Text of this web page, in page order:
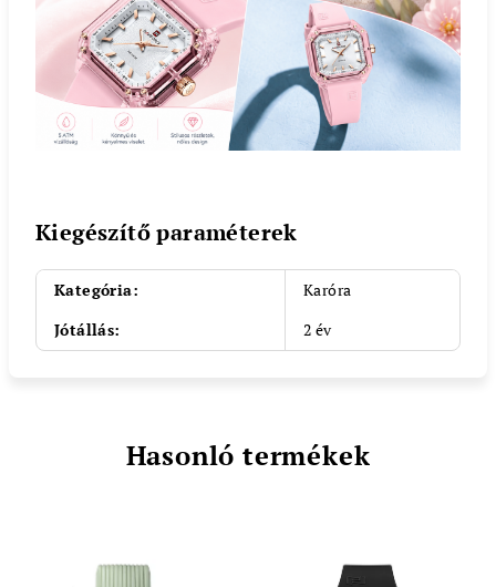
Kiegészítő paraméterek
Kategória:
Karóra
Jótállás: 2 év
Hasonló termékek